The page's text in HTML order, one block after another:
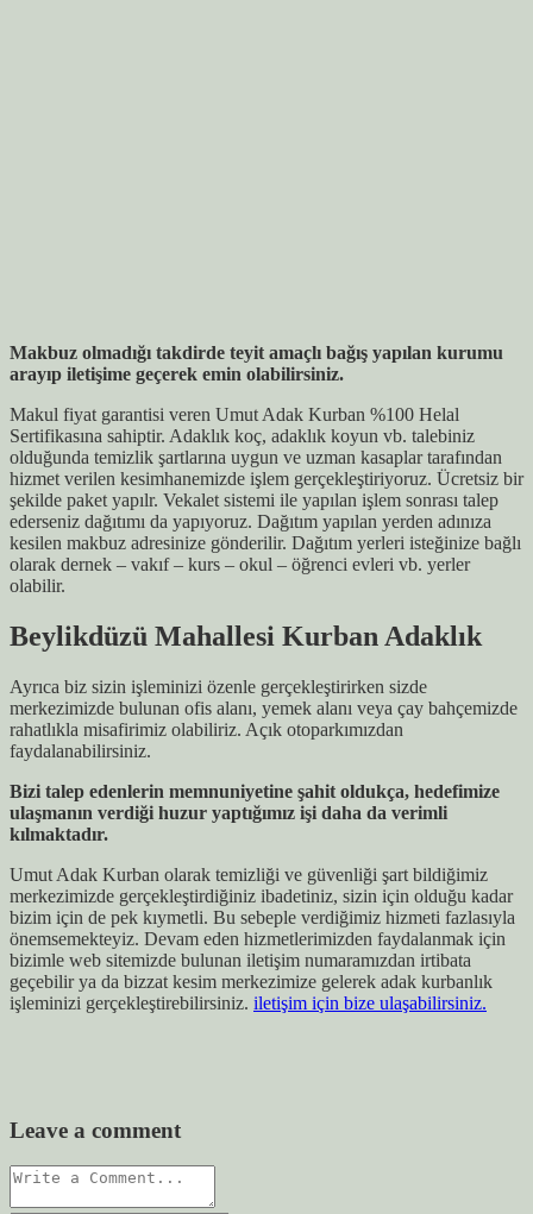
Makbuz olmadığı takdirde teyit amaçlı bağış yapılan kurumu
arayıp iletişime geçerek emin olabilirsiniz.
Makul fiyat garantisi veren Umut Adak Kurban %100 Helal
Sertifikasına sahiptir. Adaklık koç, adaklık koyun vb. talebiniz
olduğunda temizlik şartlarına uygun ve uzman kasaplar tarafından
hizmet verilen kesimhanemizde işlem gerçekleştiriyoruz. Ücretsiz bir
şekilde paket yapılr. Vekalet sistemi ile yapılan işlem sonrası talep
ederseniz dağıtımı da yapıyoruz. Dağıtım yapılan yerden adınıza
kesilen makbuz adresinize gönderilir. Dağıtım yerleri isteğinize bağlı
olarak dernek – vakıf – kurs – okul – öğrenci evleri vb. yerler
olabilir.
Beylikdüzü Mahallesi Kurban Adaklık
Ayrıca biz sizin işleminizi özenle gerçekleştirirken sizde
merkezimizde bulunan ofis alanı, yemek alanı veya çay bahçemizde
rahatlıkla misafirimiz olabiliriz. Açık otoparkımızdan
faydalanabilirsiniz.
Bizi talep edenlerin memnuniyetine şahit oldukça, hedefimize
ulaşmanın verdiği huzur yaptığımız işi daha da verimli
kılmaktadır.
Umut Adak Kurban olarak temizliği ve güvenliği şart bildiğimiz
merkezimizde gerçekleştirdiğiniz ibadetiniz, sizin için olduğu kadar
bizim için de pek kıymetli. Bu sebeple verdiğimiz hizmeti fazlasıyla
önemsemekteyiz. Devam eden hizmetlerimizden faydalanmak için
bizimle web sitemizde bulunan iletişim numaramızdan irtibata
geçebilir ya da bizzat kesim merkezimize gelerek adak kurbanlık
işleminizi gerçekleştirebilirsiniz. iletişim için bize ulaşabilirsiniz.
Leave a comment